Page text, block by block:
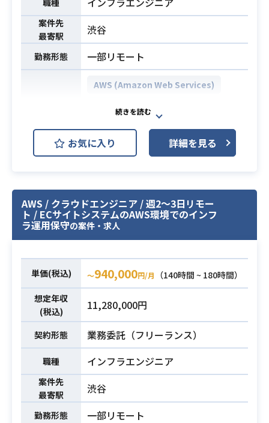
対応
・TerraformやTerragruntを用いたIa
C（Infrastructure as Code）のコー
ド化・管理業務
※詳細は面談時にお伝えします。
必須スキル
よび構築経験（5年以上）
・既存環境の改善点を調査し、対策
の実行までを1人称（自立して）で対
応できるスキル
いたIaCの実務経験（※CloudFormat
ionの経験のみは不可）
案件先
最寄駅
渋谷
勤務形態 一部リモート
AWS (Amazon Web Services)
Backlog
Redmine
業務内容
ECサイトシステムが稼働しているイ
務をお願いします。
・カスタマーサービスなどの他チー
ムからの調査・対応
・障害発生時の対応、原因調査
・インフラ設計、構築
・効率化、自動化 etc.
必須スキル
・自社開発企業でのAWS環境の構築
経験2年以上
・AWS環境でのインフラ保守・運用
経験2年以上
・Linuxサーバーの運用・保守経験
・ミドルウェア設定のご経験
・シェルスクリプトのコーディング
経験
お気に入り 詳細を見る
AWS / クラウドエンジニア / 週2～3日リモー
ト / ECサイトシステムのAWS環境でのインフ
ラ運用保守の案件・求人
単価(税込) 〜940,000円/月
（140時間 ~ 180時間）
想定年収
(税込)
11,280,000円
契約形態 業務委託（フリーランス）
職種 インフラエンジニア
案件先
最寄駅
渋谷
勤務形態 一部リモート